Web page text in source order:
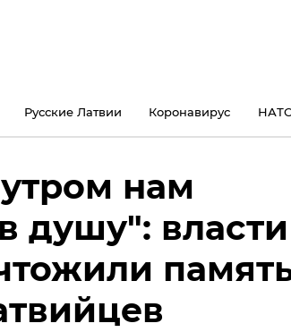
Русские Латвии Коронавирус
нам
душу": власти